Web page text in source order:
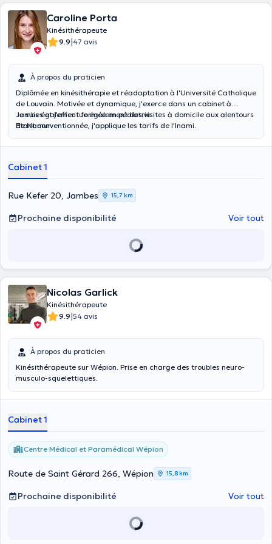
Caroline Porta
Kinésithérapeute
9.9|47 avis
À propos du praticien
Diplômée en kinésithérapie et réadaptation à l'Université Catholique
de Louvain. Motivée et dynamique, j'exerce dans un cabinet à
Jambes et j'effectue également des visites à domicile aux alentours
de Namur.
Je suis également formée en pédiatrie.
Etant conventionnée, j'applique les tarifs de l'Inami.
Cabinet 1
Rue Kefer 20, Jambes 15,7 km
Prochaine disponibilité Voir tout
Nicolas Garlick
Kinésithérapeute
9.9|54 avis
À propos du praticien
Kinésithérapeute sur Wépion. Prise en charge des troubles neuro-
musculo-squelettiques.
Cabinet 1
Centre Médical et Paramédical Wépion
Route de Saint Gérard 266, Wépion 15,8 km
Prochaine disponibilité Voir tout